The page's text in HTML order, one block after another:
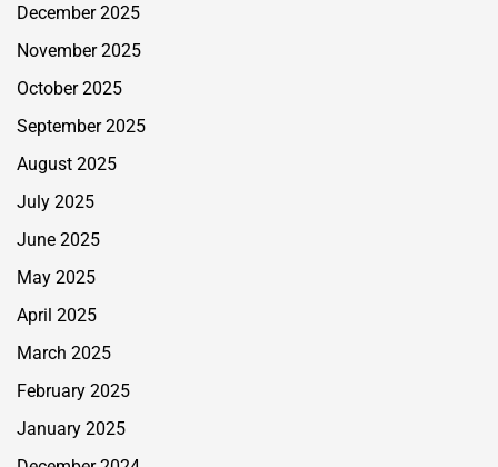
December 2025
November 2025
October 2025
September 2025
August 2025
July 2025
June 2025
May 2025
April 2025
March 2025
February 2025
January 2025